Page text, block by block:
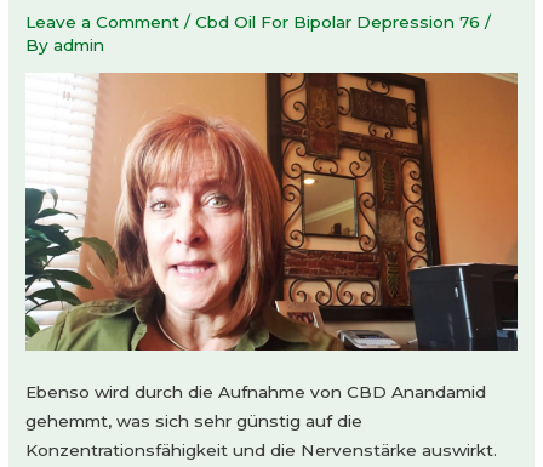
Leave a Comment /Cbd Oil For Bipolar Depression 76 /
Byadmin
Ebenso wird durch die Aufnahme von CBD Anandamid
gehemmt, was sich sehr günstig auf die
Konzentrationsfähigkeit und die Nervenstärke auswirkt.